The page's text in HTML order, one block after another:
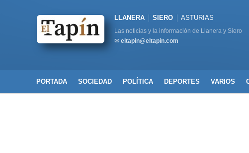
LLANERA SIERO ASTURIAS
Las noticias y la información de Llanera y Siero
✉ eltapin@eltapin.com
PORTADA SOCIEDAD POLÍTICA DEPORTES VARIOS